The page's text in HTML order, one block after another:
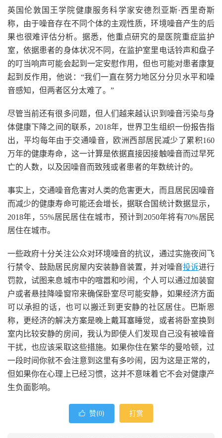
英国伦敦国王学院健康服务科学家安德烈亚斯·西里奇斯
称，由于噪音存在不同个体的主观性质，环境噪音产生的后
果也很难评估分析。据悉，他重点研究的是医院重症监护
室，依据患者的身体状况不同，在监护室里电话铃声和盘子
的叮当响声可能会起到一定安慰作用，但也可能对患者康复
起到反作用，他说：“我们一直在努力地区分分贝水平和噪
音感知，但两者区分太难了。”
尽管当前还有很多问题，但人们越来越认识到噪音污染与身
体健康下降之间的联系，2018年，世界卫生组织一份报告指
出，平均每年由于交通噪音，欧洲西部居民减少了累积160
万年的健康寿命，这一计算是依据直接因接触噪音而过早死
亡的人数，以及因噪音而致残或者患者的年数统计的。
事实上，交通噪音危害对人类的危害更大，而且居民因噪音
而减少的健康寿命可能还会增长，据联合国统计数据显示，
2018年，55%居民居住在城市，预计到2050年将有70%居民
居住在城市。
一些政府十分关注公众对环境噪音的抗议，通过实施夜间飞
行禁令、鼓励居民房屋内安装静音装置，并对噪音投诉进行
罚款，试图来息城市中的喧嚣和吵闹，个人可以通过加装窗
户或者悬挂降噪窗帘来确保卧室尽可能安静，如果经济方面
可以承担的话，也可以搬迁到更安静的社区居住。巴斯恩
称，更经济的解决方案是晚上戴耳塞睡觉，或者将卧室换到
室内比较安静的房间，我认为即使人们发现自己没有被噪音
干扰，也应该采取这些措施。如果你住在繁华的曼哈顿，过
一段时间你就不会注意到这里有多吵闹，因为这是正常的，
但如果你在心理上已经习惯，这并不意味着它不会对健康产
生负面影响。
 赞(0) 打赏